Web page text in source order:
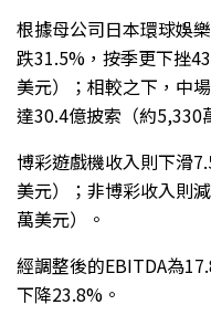
根據母公司日本環球娛
跌31.5%，按季更下挫
美元）；相較之下，中
達30.4億披索（約5,330
博彩遊戲機收入則下滑
美元）；非博彩收入則
萬美元）。
經調整後的EBITDA為
下降23.8%。